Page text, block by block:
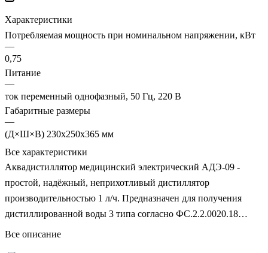
Характеристики
Потребляемая мощность при номинальном напряжении, кВт
—
0,75
Питание
—
ток переменный однофазный, 50 Гц, 220 В
Габаритные размеры
—
(Д×Ш×В) 230х250х365 мм
Все характеристики
Аквадистиллятор медицинский электрический АДЭ-09 -
простой, надёжный, неприхотливый дистиллятор
производительностью 1 л/ч. Предназначен для получения
дистиллированной воды 3 типа согласно ФС.2.2.0020.18
«Вода очищенная».
Все описание